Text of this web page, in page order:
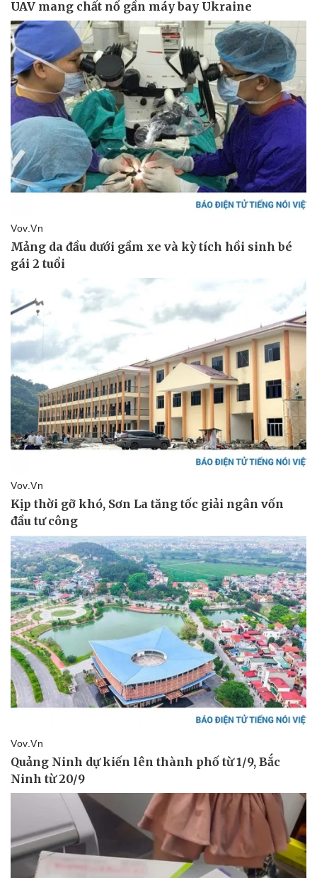
Tin nóng
Tư vấn luật
Việt Nam
Phân tích
Thể thao
Bóng đá
Lịch thi đấu bóng đá
Thế giới thể thao
eSports
Hậu trường
Ô tô - Xe máy
Ô tô
Xe máy
Tư vấn